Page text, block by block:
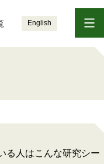
English
る人はこんな研究シー